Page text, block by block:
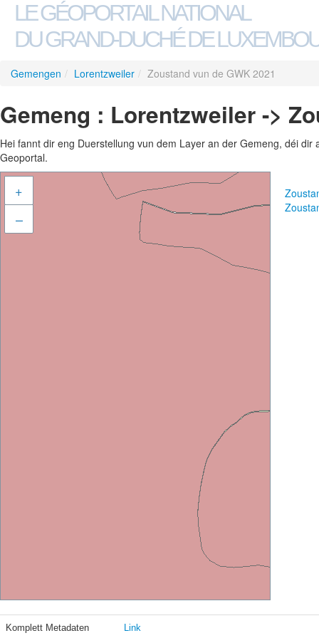
LE GÉOPORTAIL NATIONAL
DU GRAND-DUCHÉ DE
Gemengen / Lorentzweiler / Zoustand vun de GWK 2021
Gemeng : Lorentzweiler ->
Hei fannt dir eng Duerstellung vun dem Layer an der Gemeng, déi
Geoportal.
+
–
Komplett Metadaten Link